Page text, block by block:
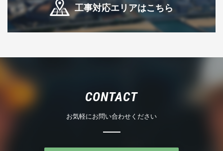
工事対応エリアはこちら
CONTACT
お気軽にお問い合わせください